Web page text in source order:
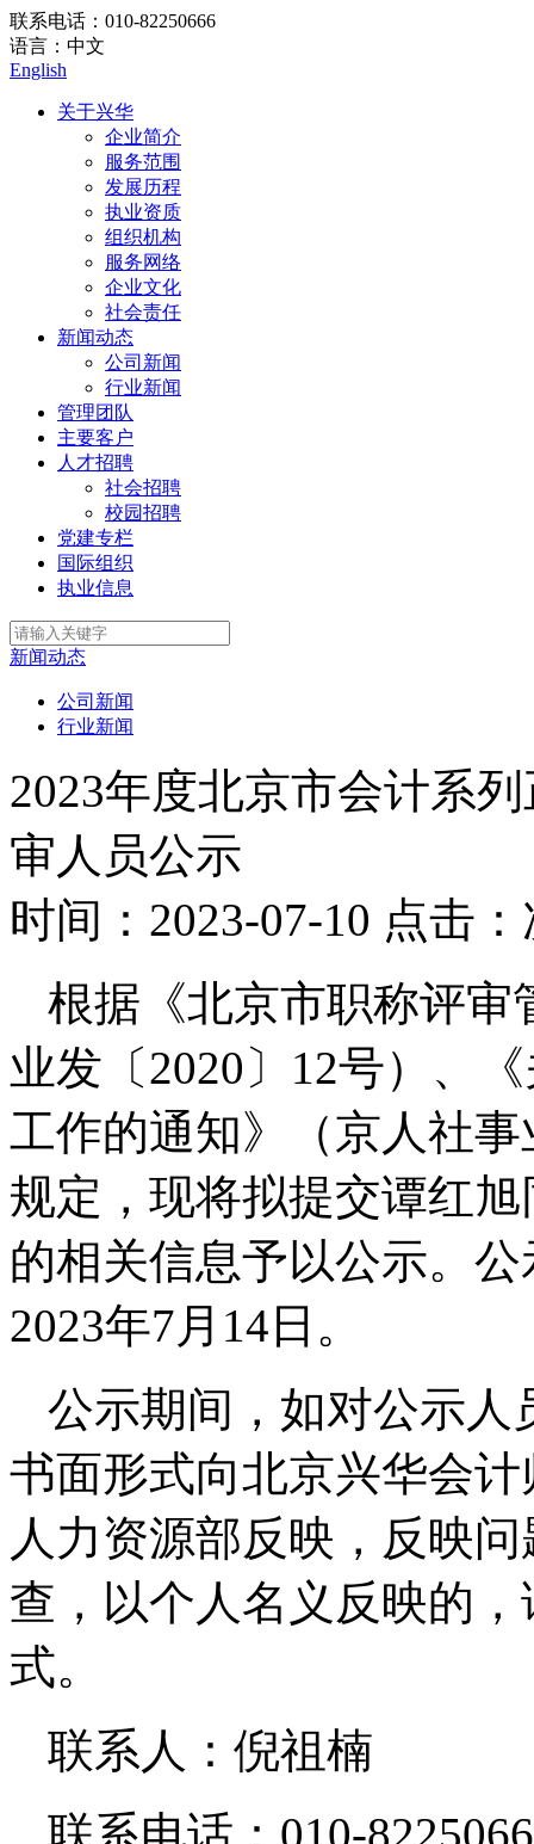
联系电话： 010-82250666
语言： 中文
English
关于兴华
企业简介
服务范围
发展历程
执业资质
组织机构
服务网络
企业文化
社会责任
新闻动态
公司新闻
行业新闻
管理团队
主要客户
人才招聘
社会招聘
校园招聘
党建专栏
国际组织
执业信息
新闻动态
公司新闻
行业新闻
2023年度北京市会计系
审人员公示
时间：2023-07-10 点击：
根据《北京市职称评审
业发〔2020〕12号）、
工作的通知》（京人社
规定，现将拟提交谭红
的相关信息予以公示。
2023年7月14日。
公示期间，如对公示人
书面形式向北京兴华会
人力资源部反映，反映
查，以个人名义反映的
式。
联系人：倪祖楠